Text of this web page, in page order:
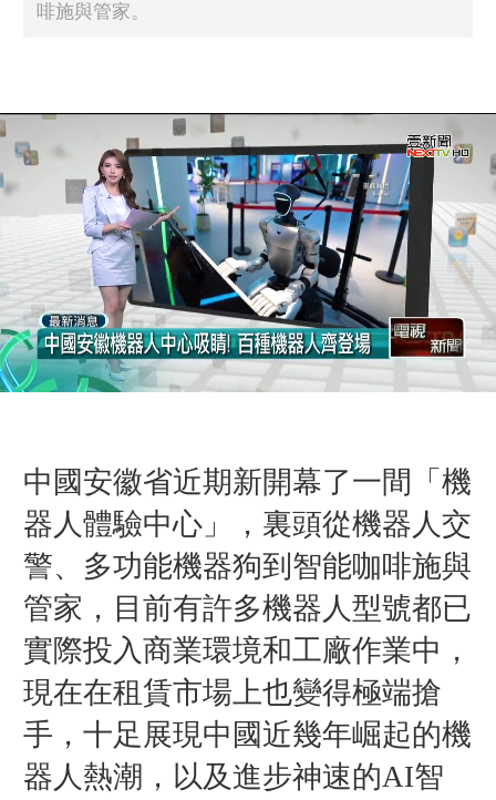
啡施與管家。
中國安徽省近期新開幕了一間「機
器人體驗中心」，裏頭從機器人交
警、多功能機器狗到智能咖啡施與
管家，目前有許多機器人型號都已
實際投入商業環境和工廠作業中，
現在在租賃市場上也變得極端搶
手， 十足展現中國近幾年崛起的機
器人熱潮，以及進步神速的AI智